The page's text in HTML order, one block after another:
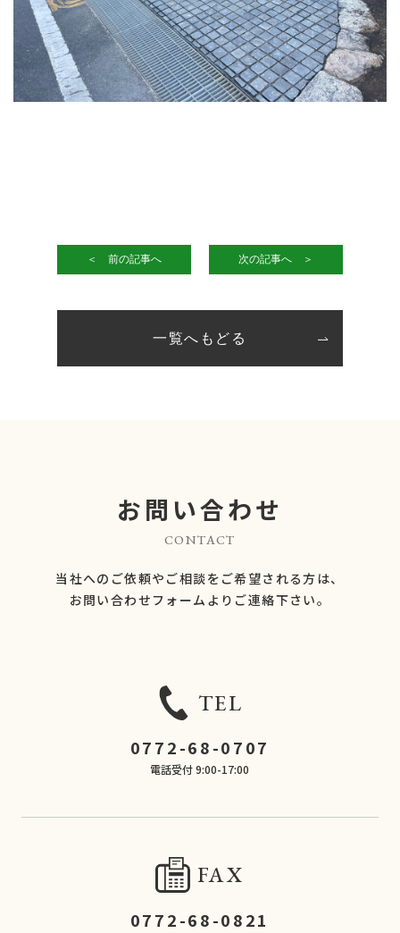
＜ 前の記事へ 次の記事へ ＞
一覧へもどる
お問い合わせ
CONTACT
当社へのご依頼やご相談をご希望される方は、
​​​​​​​お問い合わせフォームよりご連絡下さい。
TEL
0772-68-0707
電話受付 9:00-17:00
FAX
0772-68-0821